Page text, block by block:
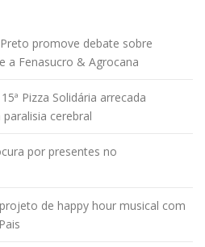
promove debate sobre
a Fenasucro & Agrocana
Pizza Solidária arrecada
cerebral
por presentes no
de happy hour musical com